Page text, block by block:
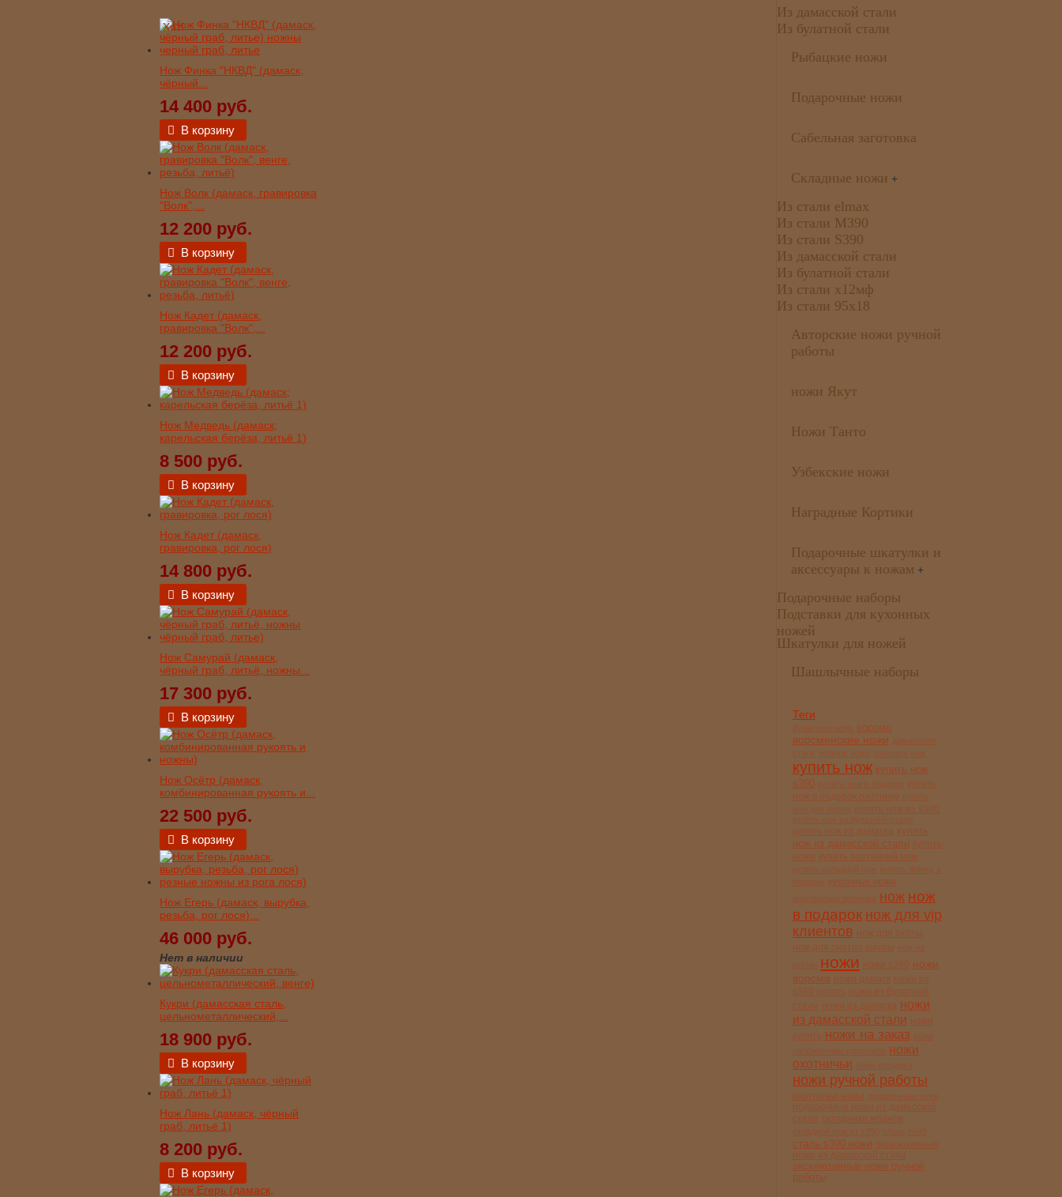
Хит!
Нож Финка "НКВД" (дамаск,
чёрный...
14 400 руб.
В корзину
Нож Волк (дамаск, гравировка
"Волк",...
12 200 руб.
В корзину
Нож Кадет (дамаск,
гравировка "Волк",...
12 200 руб.
В корзину
Нож Медведь (дамаск;
карельская берёза, литьё 1)
8 500 руб.
В корзину
Нож Кадет (дамаск,
гравировка, рог лося)
14 800 руб.
В корзину
Нож Самурай (дамаск,
чёрный граб, литьё, ножны...
17 300 руб.
В корзину
Нож Осётр (дамаск,
комбинированная рукоять и...
22 500 руб.
В корзину
Нож Егерь (дамаск, вырубка,
резьба, рог лося)...
46 000 руб.
Нет в наличии
Кукри (дамасская сталь,
цельнометаллический,...
18 900 руб.
В корзину
Нож Лань (дамаск, чёрный
граб, литьё 1)
8 200 руб.
В корзину
Из дамасской стали
Из булатной стали
Рыбацкие ножи
Подарочные ножи
Сабельная заготовка
Складные ножи +
Из стали elmax
Из стали М390
Из стали S390
Из дамасской стали
Из булатной стали
Из стали х12мф
Из стали 95х18
Авторские ножи ручной
работы
ножи Якут
Ножи Танто
Узбекские ножи
Наградные Кортики
Подарочные шкатулки и
аксессуары к ножам +
Подарочные наборы
Подставки для кухонных
ножей
Шкатулки для ножей
Шашлычные наборы
Теги
ворсма
ворсменские ножи
купить нож купить нож
s390
купить
нож из дамасской стали
купить охотничий нож
кухонные ножи
нож нож
в подарок нож для vip
клиентов нож для охоты
ножи
ножи
ворсма
ножи дамаск
ножи из булатной
стали
ножи
из дамасской стали
ножи
купить
ножи на заказ
ножи
охотничьи
ножи ручной работы
охотничьи ножи
складники жбанов
сталь s390 ножи
эксклюзивные ножи ручной
работы